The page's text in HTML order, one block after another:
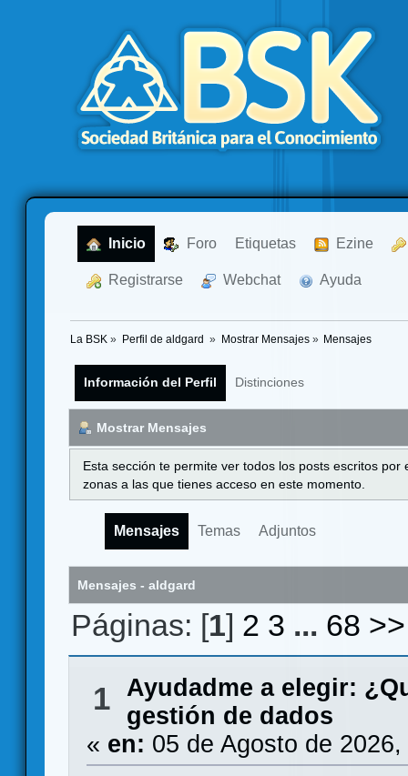
Inicio Foro Etiquetas Ezine
Registrarse Webchat Ayuda
La BSK » Perfil de aldgard » Mostrar Mensajes» Mensajes
Información del Perfil Distinciones
Mostrar Mensajes
Esta sección te permite ver todos los posts escritos
zonas a las que tienes acceso en este momento.
Mensajes Temas Adjuntos
Mensajes - aldgard
Páginas: [1] 2 3 ... 68 >>
1 Ayudadme a elegir:
gestión de dados
« en: 05 de Agosto de